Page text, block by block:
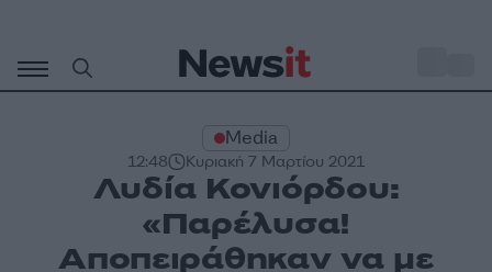
περιεχόμενο
Media
12:48 Κυριακή 7 Μαρτίου 2021
Λυδία Κονιόρδου:
«Παρέλυσα!
Αποπειράθηκαν να με